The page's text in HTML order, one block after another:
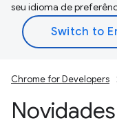
seu idioma de
Chrome for Developers